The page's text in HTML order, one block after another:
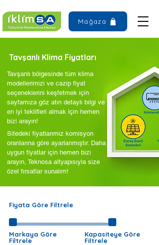
Mağaza
Tavşanlı Klima Fiyatları
Tavşanlı bölgesinde tüm klima
modellerimizi ve cazip fiyat
seçeneklerini keşfetmek için
sayfamıza göz atın detaylı bilgi ve
en iyi teklifleri almak için hemen
bizi arayın!
Sitedeki fiyatlarımız komisyon
oranlarına göre ayarlanmıştır. Daha
uygun fiyatlar için hemen bizi
arayın, Teknosa altyapısıyla size
özel fırsatlar sunalım!
Fiyata Göre Filtrele
Markaya Göre
Filtrele
Kapasiteye Göre
Filtrele